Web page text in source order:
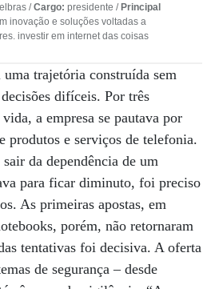
/Cargo: presidente /Principal
inovação e soluções voltadas a
investir em internet das coisas
trajetória construída sem
difíceis. Por três
a empresa se pautava por
produtos e serviços de telefonia.
da dependência de um
para ficar diminuto, foi preciso
As primeiras apostas, em
porém, não retornaram
tentativas foi decisiva. A oferta
de segurança – desde